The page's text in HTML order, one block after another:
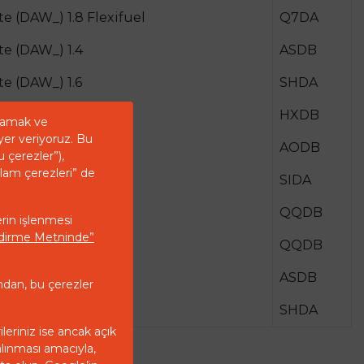
(DAW_) 1.8 Flexifuel Q7DA
(DAW_) 1.4 ASDB
(DAW_) 1.6 SHDA
(DAW_) 1.6 Ti HXDB
(DAW_) 2.0 AODB
(DAW_) 1.6 LPG SIDA
(DAW_) 1.8 QQDB
(DA_) 1.8 QQDB
(DA_) 1.4 ASDB
(DA_) 1.6 SHDA
ve
veriyoruz. Bu
çerezler”),
çerezleri” de
işlenmesi
Metninde”
bu çerezler
ise ancak açık
amacıyla,